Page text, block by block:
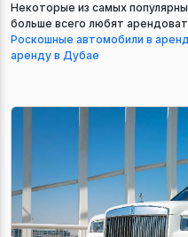
Некоторые из самых
больше всего любят
Роскошные автомобили в
аренду в Дубае